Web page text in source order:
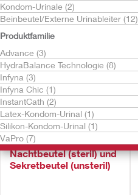
Kondom-Urinale (2)
Beinbeutel/Externe Urinableiter (12)
Produktfamilie
Advance (3)
HydraBalance Technologie (8)
Infyna (3)
Infyna Chic (1)
InstantCath (2)
Latex-Kondom-Urinal (1)
Silikon-Kondom-Urinal (1)
VaPro (7)
Kostenlos testen
Nachtbeutel (steril) und
Sekretbeutel (unsteril)